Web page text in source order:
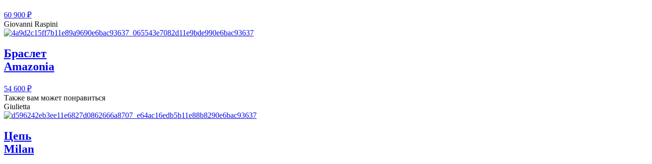
60 900 ₽
Giovanni Raspini
Браслет
Amazonia
54 600 ₽
Также вам может понравиться
Giulietta
Цепь
Milan